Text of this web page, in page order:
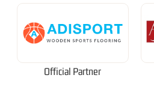
Official Partner